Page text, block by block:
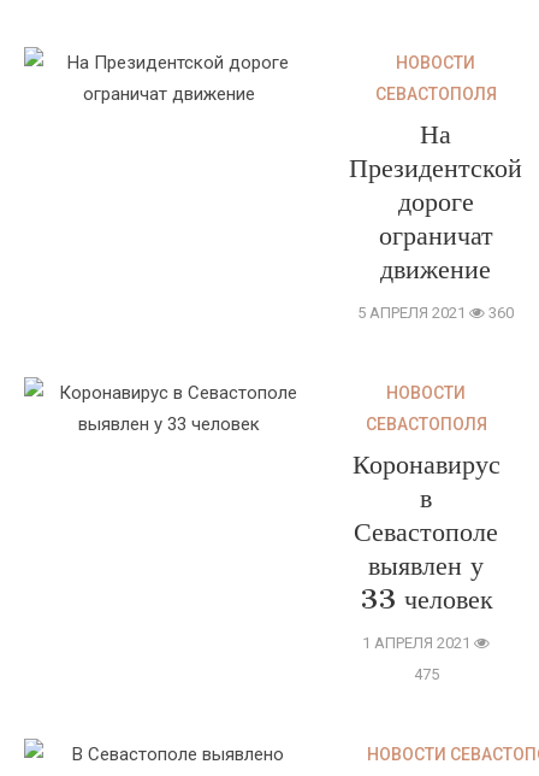
НОВОСТИ
СЕВАСТОПОЛЯ
На
Президентской
дороге
ограничат
движение
5 АПРЕЛЯ 2021 360
НОВОСТИ
СЕВАСТОПОЛЯ
Коронавирус
в
Севастополе
выявлен у
33 человек
1 АПРЕЛЯ 2021
475
НОВОСТИ